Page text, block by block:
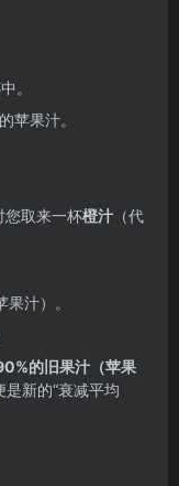
。
苹果汁。
您取来一杯橙汁 （代
汁）。
的旧果汁（苹果
是新的“衰减平均